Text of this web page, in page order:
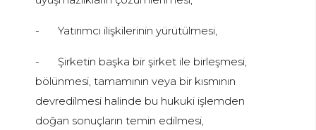
- Yatırımcı ilişkilerinin yürütülmesi,
-
Şirketin başka bir şirket ile birleşmesi,
bölünmesi, tamamının veya bir kısmının
devredilmesi halinde bu hukuki işlemden
doğan sonuçların temin edilmesi,